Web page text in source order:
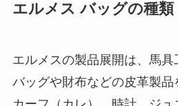
エルメス バッグの種類
エルメスの製品展開は、馬
バッグや財布などの皮革製品